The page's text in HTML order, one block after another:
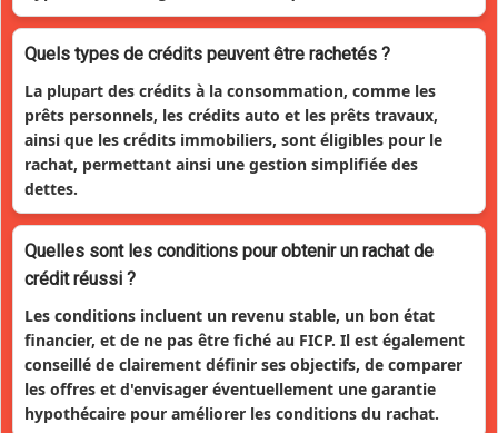
Quels types de crédits peuvent être rachetés ?
La plupart des crédits à la consommation, comme les
prêts personnels, les crédits auto et les prêts travaux,
ainsi que les crédits immobiliers, sont éligibles pour le
rachat, permettant ainsi une gestion simplifiée des
dettes.
Quelles sont les conditions pour obtenir un rachat de
crédit réussi ?
Les conditions incluent un revenu stable, un bon état
financier, et de ne pas être fiché au FICP. Il est également
conseillé de clairement définir ses objectifs, de comparer
les offres et d'envisager éventuellement une garantie
hypothécaire pour améliorer les conditions du rachat.